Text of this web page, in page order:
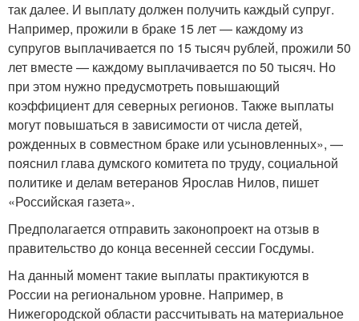
так далее. И выплату должен получить каждый супруг.
Например, прожили в браке 15 лет — каждому из
супругов выплачивается по 15 тысяч рублей, прожили 50
лет вместе — каждому выплачивается по 50 тысяч. Но
при этом нужно предусмотреть повышающий
коэффициент для северных регионов. Также выплаты
могут повышаться в зависимости от числа детей,
рожденных в совместном браке или усыновленных», —
пояснил глава думского комитета по труду, социальной
политике и делам ветеранов Ярослав Нилов, пишет
«Российская газета».
Предполагается отправить законопроект на отзыв в
правительство до конца весенней сессии Госдумы.
На данный момент такие выплаты практикуются в
России на региональном уровне. Например, в
Нижегородской области рассчитывать на материальное